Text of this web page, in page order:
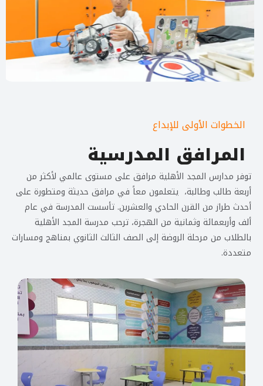
الخطوات الأولى للإبداع
المرافق المدرسية
توفر مدارس المجد الأهلية مرافق على مستوى عالمي لأكثر من
أربعة طالب وطالبة، يتعلمون معاً في مرافق حديثة ومتطورة على
أحدث طراز من القرن الحادي والعشرين. تأسست المدرسة في عام
ألف وأربعمائة وثمانية من الهجرة، ترحب مدرسة المجد الأهلية
بالطلاب من مرحلة الروضة إلى الصف الثالث الثانوي بمناهج ومسارات
متعددة.